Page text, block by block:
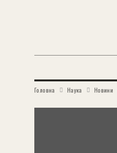
Головна Наука Новини